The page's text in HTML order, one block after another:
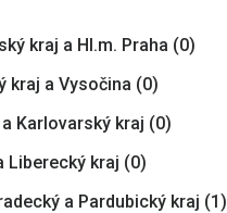
kraj a Hl.m. Praha (0)
kraj a Vysočina (0)
Karlovarský kraj (0)
Liberecký kraj (0)
a Pardubický kraj (1)